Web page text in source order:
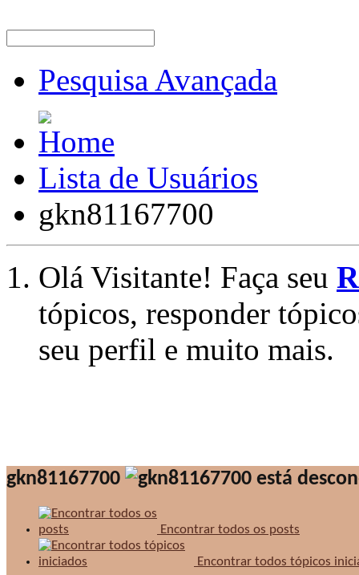
Pesquisa Avançada
Lista de Usuários
gkn81167700
Olá Visitante! Faça seu
tópicos, responder
seu perfil e muito mais.
gkn81167700
Encontrar todos os posts
Encontrar todos tópicos